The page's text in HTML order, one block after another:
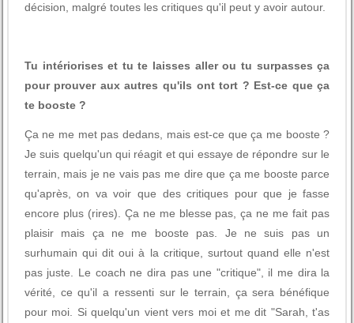
décision, malgré toutes les critiques qu'il peut y avoir autour.
Tu intériorises et tu te laisses aller ou tu surpasses ça
pour prouver aux autres qu'ils ont tort ? Est-ce que ça
te booste ?
Ça ne me met pas dedans, mais est-ce que ça me booste ?
Je suis quelqu'un qui réagit et qui essaye de répondre sur le
terrain, mais je ne vais pas me dire que ça me booste parce
qu'après, on va voir que des critiques pour que je fasse
encore plus (rires). Ça ne me blesse pas, ça ne me fait pas
plaisir mais ça ne me booste pas. Je ne suis pas un
surhumain qui dit oui à la critique, surtout quand elle n'est
pas juste. Le coach ne dira pas une "critique", il me dira la
vérité, ce qu'il a ressenti sur le terrain, ça sera bénéfique
pour moi. Si quelqu'un vient vers moi et me dit "Sarah, t'as